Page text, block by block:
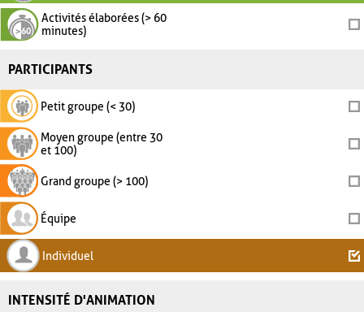
Activités élaborées (> 60
minutes)
PARTICIPANTS
Petit groupe (< 30)
Moyen groupe (entre 30
et 100)
Grand groupe (> 100)
Équipe
Individuel
INTENSITÉ D'ANIMATION